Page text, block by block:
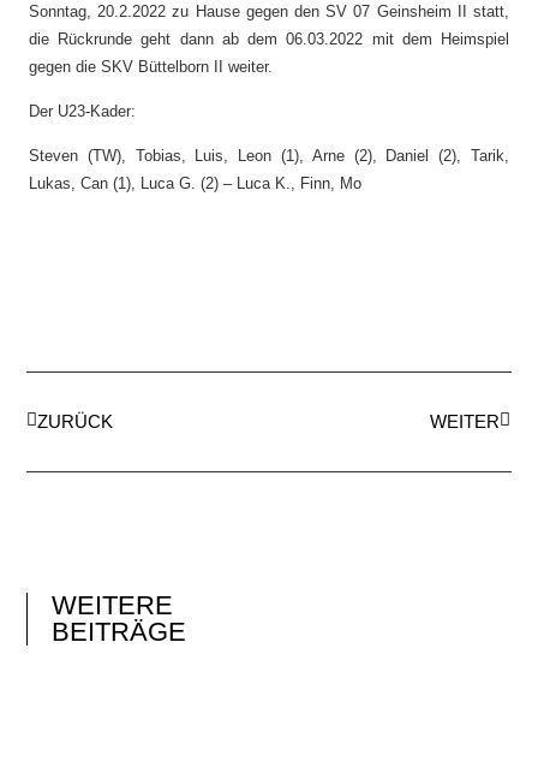
Sonntag, 20.2.2022 zu Hause gegen den SV 07 Geinsheim II statt,
die Rückrunde geht dann ab dem 06.03.2022 mit dem Heimspiel
gegen die SKV Büttelborn II weiter.
Der U23-Kader:
Steven (TW), Tobias, Luis, Leon (1), Arne (2), Daniel (2), Tarik,
Lukas, Can (1), Luca G. (2) – Luca K., Finn, Mo
ZURÜCK WEITER
WEITERE
BEITRÄGE